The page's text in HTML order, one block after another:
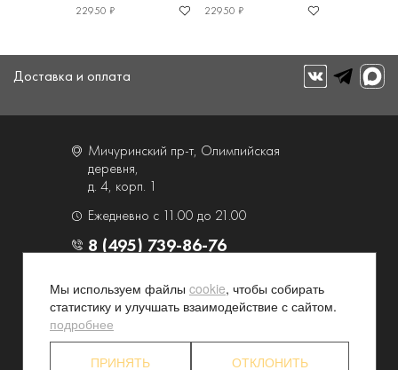
22950 ₽
22950 ₽
Доставка и оплата
Мичуринский пр-т, Олимпийская
деревня,
д. 4, корп. 1
Ежедневно с 11.00 до 21.00
8 (495) 739-86-76
О компании
Услуги
Контакты и схема проезда
Наши преимущества
Партнерские программы
Конфиденциальность
Мы используем файлы cookie, чтобы собирать
статистику и улучшать взаимодействие с сайтом.
подробнее
ПРИНЯТЬ ОТКЛОНИТЬ